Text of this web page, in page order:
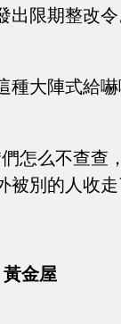
出限期整改
種大陣式給
怎么不查查
被別的人收
黃金屋